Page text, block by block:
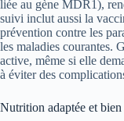
liée au gène MDR1),
suivi inclut aussi la
prévention contre les
les maladies courantes.
active, même si elle
à éviter des
Nutrition adaptée et